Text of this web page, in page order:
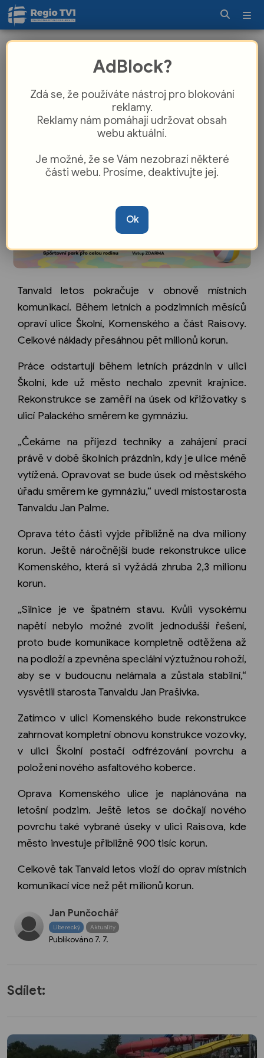
Investuje do nich přes pět milionů
Tanvald letos pokračuje v obnově místních
komunikací. Během letních a podzimních měsíců
opraví ulice Školní, Komenského a část Raisovy.
Celkové náklady přesáhnou pět milionů korun.
Práce odstartují během letních prázdnin v ulici
Školní, kde už město nechalo zpevnit krajnice.
Rekonstrukce se zaměří na úsek od křižovatky s
ulicí Palackého směrem ke gymnáziu.
„Čekáme na příjezd techniky a zahájení prací
právě v době školních prázdnin, kdy je ulice méně
vytížená. Opravovat se bude úsek od městského
úřadu směrem ke gymnáziu,“ uvedl místostarosta
Tanvaldu Jan Palme.
Oprava této části vyjde přibližně na dva miliony
korun. Ještě náročnější bude rekonstrukce ulice
Komenského, která si vyžádá zhruba 2,3 milionu
korun.
„Silnice je ve špatném stavu. Kvůli vysokému
napětí nebylo možné zvolit jednodušší řešení,
proto bude komunikace kompletně odtěžena až
na podloží a zpevněna speciální výztužnou rohoží,
aby se v budoucnu nelámala a zůstala stabilní,“
vysvětlil starosta Tanvaldu Jan Prašivka.
Zatímco v ulici Komenského bude rekonstrukce
zahrnovat kompletní obnovu konstrukce vozovky,
v ulici Školní postačí odfrézování povrchu a
položení nového asfaltového koberce.
Oprava Komenského ulice je naplánována na
letošní podzim. Ještě letos se dočkají nového
povrchu také vybrané úseky v ulici Raisova, kde
město investuje přibližně 900 tisíc korun.
Celkově tak Tanvald letos vloží do oprav místních
komunikací více než pět milionů korun.
Jan Punčochář
Liberecký Aktuality
Publikováno 7. 7.
Sdílet:
AdBlock?
Zdá se, že používáte nástroj pro blokování
reklamy.
Reklamy nám pomáhají udržovat obsah
webu aktuální.
Je možné, že se Vám nezobrazí některé
části webu. Prosíme, deaktivujte jej.
Ok